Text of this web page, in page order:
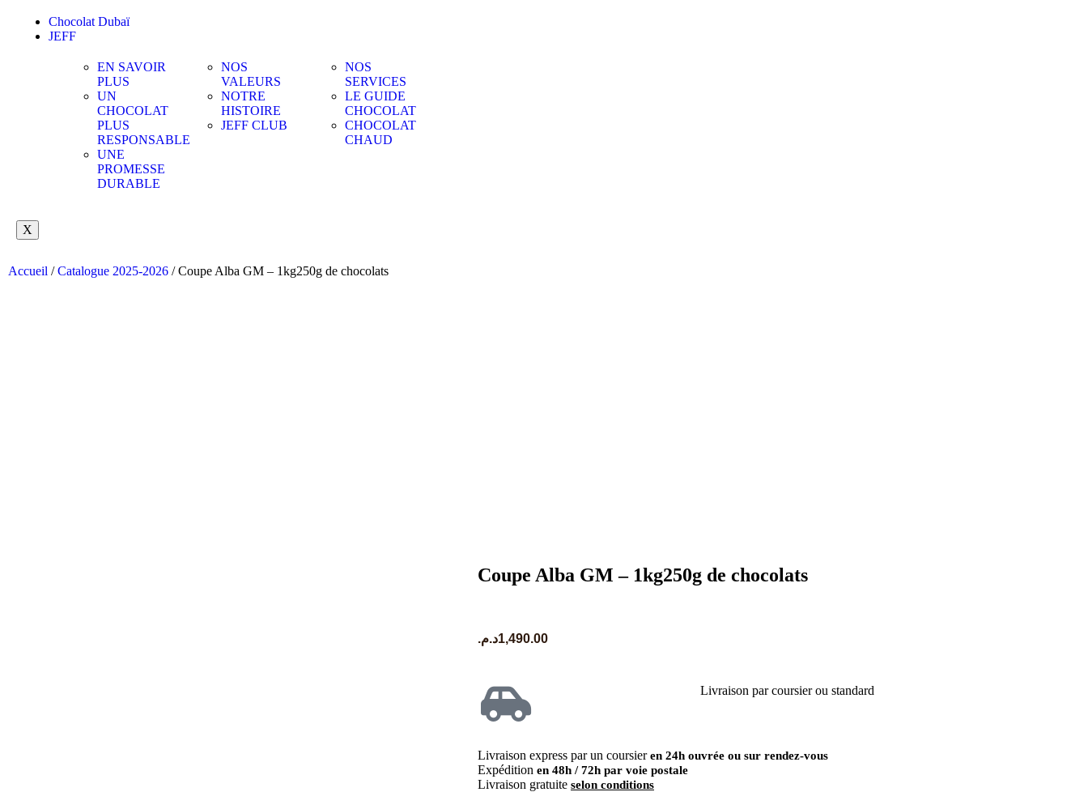
Chocolat Dubaï
JEFF
EN SAVOIR
PLUS
UN
CHOCOLAT
PLUS
RESPONSABLE
UNE
PROMESSE
DURABLE
NOS
VALEURS
NOTRE
HISTOIRE
JEFF CLUB
NOS
SERVICES
LE GUIDE
CHOCOLAT
CHOCOLAT
CHAUD
X
Accueil /Catalogue 2025-2026 / Coupe Alba GM – 1kg250g de chocolats
Coupe Alba GM – 1kg250g de chocolats
1,490.00د.م.
Livraison par coursier ou standard
Livraison express par un coursieren 24h ouvrée ou sur rendez-vous
Expédition en 48h / 72h par voie postale
Livraison gratuite selon conditions